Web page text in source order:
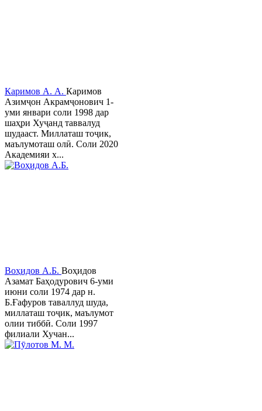
Каримов А. А. Каримов
Азимҷон Акрамҷонович 1-
уми январи соли 1998 дар
шаҳри Хуҷанд таввалуд
шудааст. Миллаташ тоҷик,
маълумоташ олӣ. Соли 2020
Академияи х...
Воҳидов А.Б. Воҳидов
Азамат Баҳодурович 6-уми
июни соли 1974 дар н.
Б.Ғафуров таваллуд шуда,
миллаташ тоҷик, маълумот
олии тиббӣ. Соли 1997
филиали Хучан...